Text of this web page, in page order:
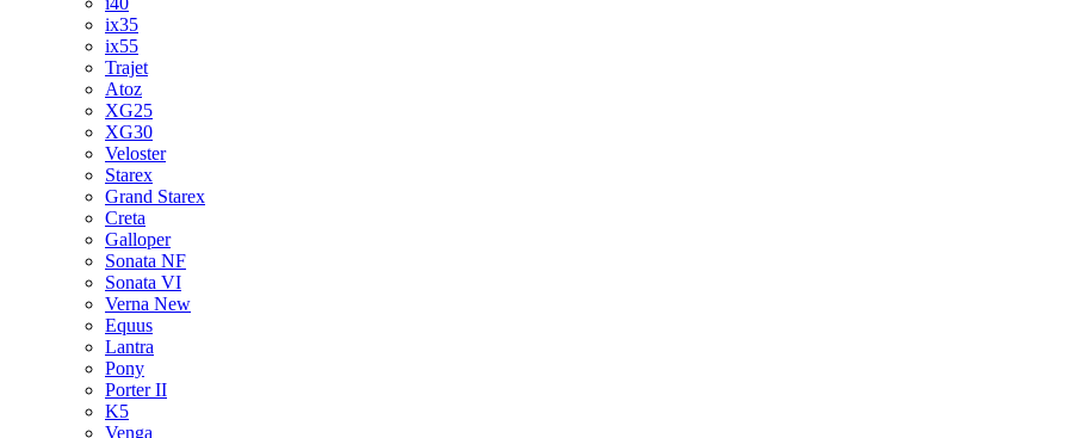
ix35
ix55
Trajet
Atoz
XG25
XG30
Veloster
Starex
Grand Starex
Creta
Galloper
Sonata NF
Sonata VI
Verna New
Equus
Lantra
Pony
Porter II
K5
Venga